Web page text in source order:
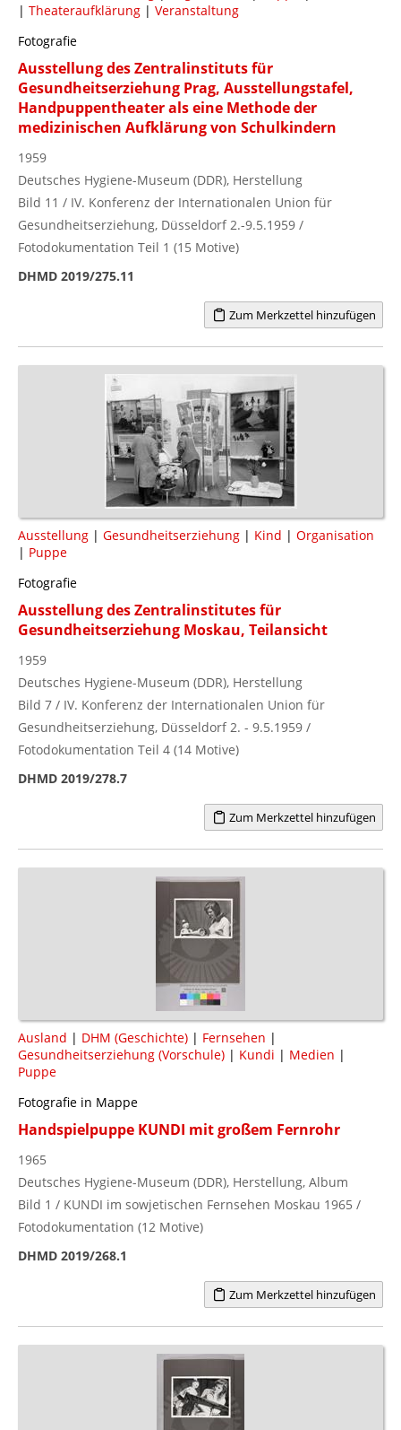
| Theateraufklärung | Veranstaltung
Fotografie
Ausstellung des Zentralinstituts für
Gesundheitserziehung Prag, Ausstellungstafel,
Handpuppentheater als eine Methode der
medizinischen Aufklärung von Schulkindern
1959
Deutsches Hygiene-Museum (DDR), Herstellung
Bild 11 / IV. Konferenz der Internationalen Union für
Gesundheitserziehung, Düsseldorf 2.-9.5.1959 /
Fotodokumentation Teil 1 (15 Motive)
DHMD 2019/275.11
Zum Merkzettel hinzufügen
Ausstellung | Gesundheitserziehung | Kind | Organisation
| Puppe
Fotografie
Ausstellung des Zentralinstitutes für
Gesundheitserziehung Moskau, Teilansicht
1959
Deutsches Hygiene-Museum (DDR), Herstellung
Bild 7 / IV. Konferenz der Internationalen Union für
Gesundheitserziehung, Düsseldorf 2. - 9.5.1959 /
Fotodokumentation Teil 4 (14 Motive)
DHMD 2019/278.7
Zum Merkzettel hinzufügen
Ausland | DHM (Geschichte) | Fernsehen |
Gesundheitserziehung (Vorschule) | Kundi | Medien |
Puppe
Fotografie in Mappe
Handspielpuppe KUNDI mit großem Fernrohr
1965
Deutsches Hygiene-Museum (DDR), Herstellung, Album
Bild 1 / KUNDI im sowjetischen Fernsehen Moskau 1965 /
Fotodokumentation (12 Motive)
DHMD 2019/268.1
Zum Merkzettel hinzufügen